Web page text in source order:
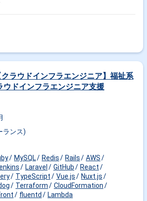
ッチ適応やEoLの更新作業 ・ドキュメント作成
ラウドインフラエンジニア】福祉系
ウドインフラエンジニア支援
ランス)
MySQL Redis Rails
AWS
Laravel GitHub
React
TypeScript Vue.js
Nuxt.js
Terraform
CloudFormation
fluentd
Lambda